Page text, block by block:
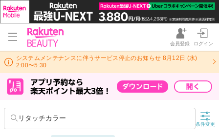
会員登録 ログイン
システムメンテナンスに伴うサービス停止のお知らせ 8月12日 (水)
2:00〜5:30
リタッチカラー
条件変更